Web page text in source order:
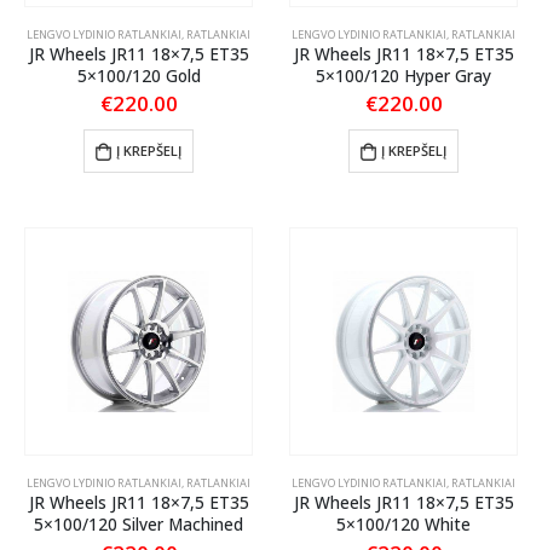
LENGVO LYDINIO RATLANKIAI, RATLANKIAI
JR Wheels JR11 18×7,5 ET35
5×100/120 Gold
€220.00
Į KREPŠELĮ
LENGVO LYDINIO RATLANKIAI, RATLANKIAI
JR Wheels JR11 18×7,5 ET35
5×100/120 Hyper Gray
€220.00
Į KREPŠELĮ
LENGVO LYDINIO RATLANKIAI, RATLANKIAI
JR Wheels JR11 18×7,5 ET35
5×100/120 Silver Machined
LENGVO LYDINIO RATLANKIAI, RATLANKIAI
JR Wheels JR11 18×7,5 ET35
5×100/120 White